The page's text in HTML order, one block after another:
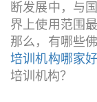
断发展中，与
界上使用范围
那么，有哪些
培训机构哪家好
培训机构？